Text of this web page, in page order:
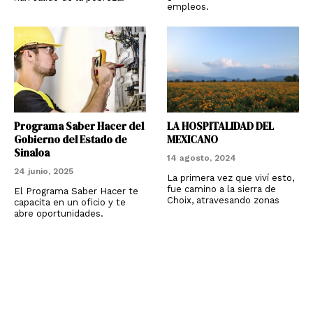
empleos.
Programa Saber Hacer del
Gobierno del Estado de
Sinaloa
24 junio, 2025
El Programa Saber Hacer te
capacita en un oficio y te
abre oportunidades.
LA HOSPITALIDAD DEL
MEXICANO
14 agosto, 2024
La primera vez que viví esto,
fue camino a la sierra de
Choix, atravesando zonas